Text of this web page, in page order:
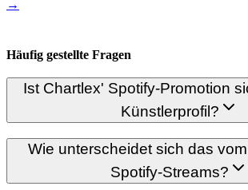
→
Häufig gestellte Fragen
Ist Chartlex' Spotify-Promotion
Künstlerprofil?
Wie unterscheidet sich das
Spotify-Streams?